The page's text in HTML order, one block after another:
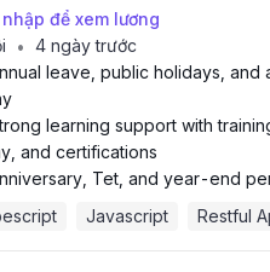
để xem lương
• 4 ngày trước
leave, public holidays, and
learning support with
and certifications
Tet, and year-end
Javascript Restful